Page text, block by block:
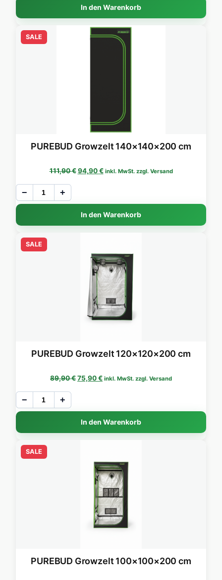
In den Warenkorb
SALE
PUREBUD Growzelt 140×140×200 cm
111,90€ Ursprünglicher Preis war: 111,90 €
94,90€Aktueller Preis ist: 94,90 €.
inkl. MwSt. zzgl. Versand
− +
In den Warenkorb
SALE
PUREBUD Growzelt 120×120×200 cm
89,90€Ursprünglicher Preis war: 89,90 €
75,90€Aktueller Preis ist: 75,90 €.
inkl. MwSt. zzgl. Versand
− +
In den Warenkorb
SALE
PUREBUD Growzelt 100×100×200 cm